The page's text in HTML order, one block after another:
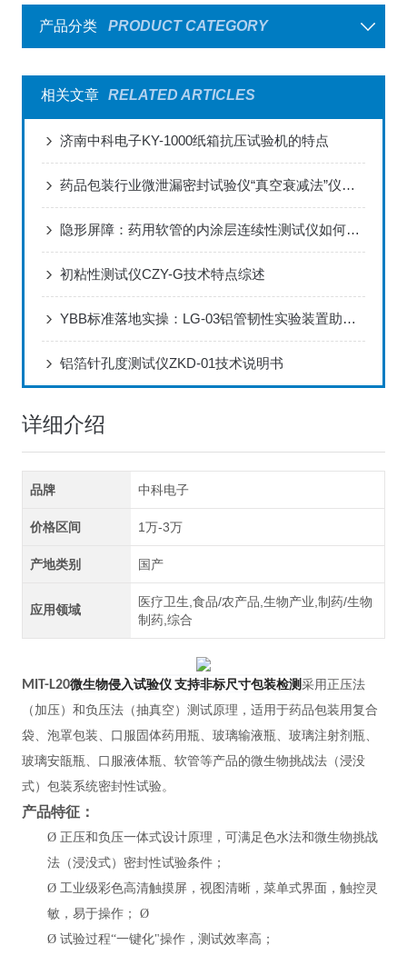
产品分类 PRODUCT CATEGORY
相关文章 RELATED ARTICLES
济南中科电子KY-1000纸箱抗压试验机的特点
药品包装行业微泄漏密封试验仪“真空衰减法”仪器介绍！
隐形屏障：药用软管的内涂层连续性测试仪如何卡住药品安全的“最后一纳米”
初粘性测试仪CZY-G技术特点综述
YBB标准落地实操：LG-03铝管韧性实验装置助力药用铝管质量管控升级
铝箔针孔度测试仪ZKD-01技术说明书
详细介绍
品牌 中科电子
价格区间 1万-3万
产地类别 国产
应用领域
医疗卫生,食品/农产品,生物产业,制药/生物
制药,综合
MIT-L20微生物侵入试验仪 支持非标尺寸包装检测采用正压法
（加压）和负压法（抽真空）测试原理，适用于药品包装用复合
袋、泡罩包装、口服固体药用瓶、玻璃输液瓶、玻璃注射剂瓶、
玻璃安瓿瓶、口服液体瓶、软管等产品的微生物挑战法（浸没
式）包装系统密封性试验。
产品特征：
Ø 正压和负压一体式设计原理，可满足色水法和微生物挑战
法（浸没式）密封性试验条件；
Ø 工业级彩色高清触摸屏，视图清晰，菜单式界面，触控灵
敏，易于操作； Ø
Ø 试验过程“一键化"操作，测试效率高；